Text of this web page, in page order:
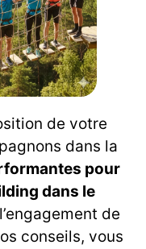
de votre
dans la
pour
dans le
de
conseils, vous